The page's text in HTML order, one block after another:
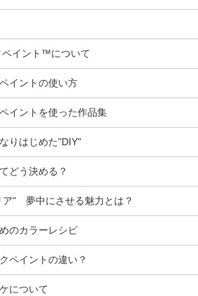
ペイント™について
イントの使い方
イントを使った作品集
りはじめた"DIY"
どう決める？
ア" 夢中にさせる魅力とは？
のカラーレシピ
ペイントの違い？
について